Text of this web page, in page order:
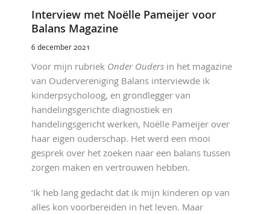
Interview met Noëlle Pameijer voor
Balans Magazine
6 december 2021
Voor mijn rubriek Onder Ouders in het magazine
van Oudervereniging Balans interviewde ik
kinderpsycholoog, en grondlegger van
handelingsgerichte diagnostiek en
handelingsgericht werken, Noëlle Pameijer over
haar eigen ouderschap. Het werd een mooi
gesprek over het zoeken naar een balans tussen
zorgen maken en vertrouwen hebben.
‘Ik heb lang gedacht dat ik mijn kinderen op van
alles kon voorbereiden in het leven. Maar